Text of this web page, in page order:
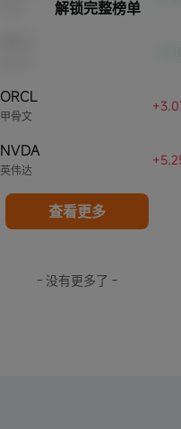
-
甲骨文
ORCL
英伟达
NVDA
解锁完整榜单
查看更多
- 没有更多了 -